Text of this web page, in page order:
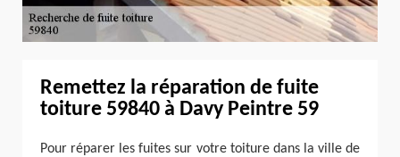
Remettez la réparation de fuite
toiture 59840 à Davy Peintre 59
Pour réparer les fuites sur votre toiture dans la ville de